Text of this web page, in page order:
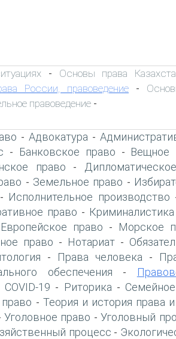
- Основы права
России, правоведение -
правоведение -
- Адвокатура -
- Банковское право - Вещное
право -
- Земельное право -
- Исполнительное производство
право - Криминалистика
право - Морское
право - Нотариат -
- Права человека -
обеспечения -
19 - Риторика -
- Теория и история права
Уголовное право -Уголовный
процесс -